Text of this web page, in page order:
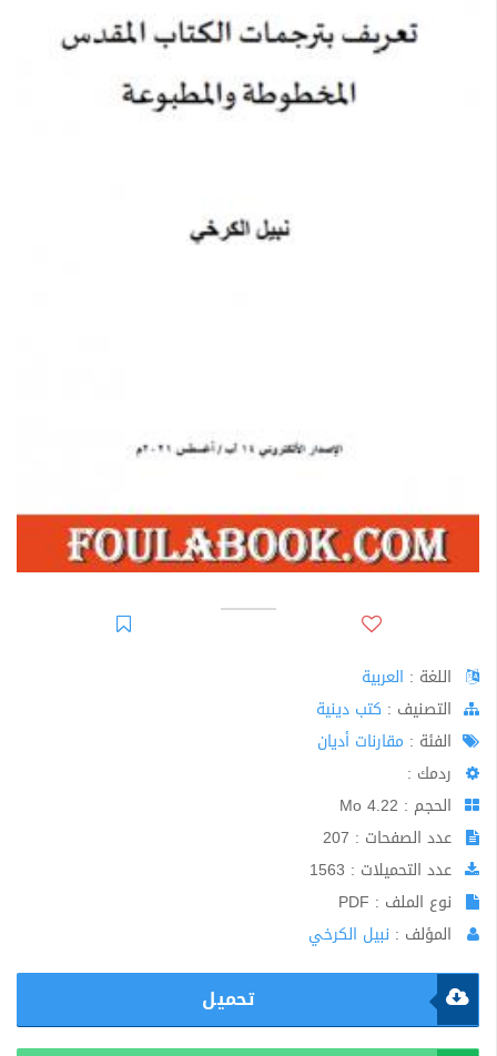
اللغة : العربية
اﻟﺘﺼﻨﻴﻒ : كتب دينية
الفئة : مقارنات أديان
ردمك :
الحجم : 4.22 Mo
عدد الصفحات : 207
عدد التحميلات : 1563
نوع الملف : PDF
المؤلف : نبيل الكرخي
تحميل